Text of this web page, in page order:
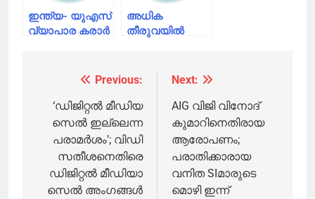
ഇന്ത്യ- യുഎസ്
വ്യാപാര കരാർ
പഴയപടിയാകും’;
പീയൂഷ് ഗോയൽ
അധിക
തീരുവയിൽ
ദിവസത്തേക്ക്
navigation
Previous:
‘ഡിജിറ്റൽ മീഡിയ
സെൽ ഇല്ലെന്ന
പരാമർശം’; വിഡി
സതീശനെതിരെ
ഡിജിറ്റൽ മീഡിയാ
സെൽ അംഗങ്ങൾ
Next:
AIG വിജി വിനോദ്
കുമാറിനെതിരായ
ആരോപണം;
പരാതിക്കാരായ
വനിത SIമാരുടെ
മൊഴി ഇന്ന്